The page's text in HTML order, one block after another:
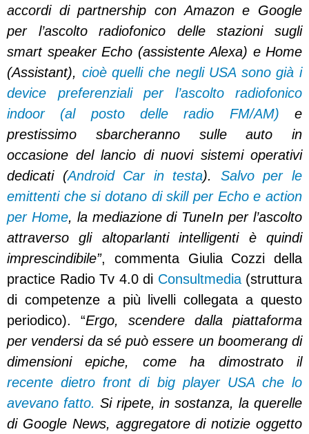
accordi di partnership con Amazon e Google
per l’ascolto radiofonico delle stazioni sugli
smart speaker Echo (assistente Alexa) e Home
(Assistant), cioè quelli che negli USA sono già i
device preferenziali per l’ascolto radiofonico
indoor (al posto delle radio FM/AM) e
prestissimo sbarcheranno sulle auto in
occasione del lancio di nuovi sistemi operativi
dedicati (Android Car in testa). Salvo per le
emittenti che si dotano di skill per Echo e action
per Home, la mediazione di TuneIn per l’ascolto
attraverso gli altoparlanti intelligenti è quindi
imprescindibile”, commenta Giulia Cozzi della
practice Radio Tv 4.0 di Consultmedia(struttura
di competenze a più livelli collegata a questo
periodico). “Ergo, scendere dalla piattaforma
per vendersi da sé può essere un boomerang di
dimensioni epiche, come ha dimostrato il
recente dietro front di big player USA che lo
avevano fatto. Si ripete, in sostanza, la querelle
di Google News, aggregatore di notizie oggetto